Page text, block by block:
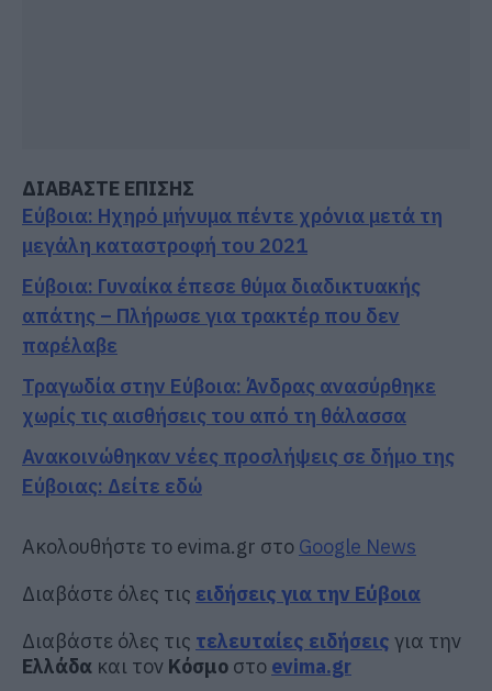
ΔΙΑΒΑΣΤΕ ΕΠΙΣΗΣ
Εύβοια: Ηχηρό μήνυμα πέντε χρόνια μετά τη
μεγάλη καταστροφή του 2021
Εύβοια: Γυναίκα έπεσε θύμα διαδικτυακής
απάτης – Πλήρωσε για τρακτέρ που δεν
παρέλαβε
Τραγωδία στην Εύβοια: Άνδρας ανασύρθηκε
χωρίς τις αισθήσεις του από τη θάλασσα
Ανακοινώθηκαν νέες προσλήψεις σε δήμο της
Εύβοιας: Δείτε εδώ
Ακολουθήστε το evima.gr στο Google News
Διαβάστε όλες τις ειδήσεις για την Εύβοια
Διαβάστε όλες τις τελευταίες ειδήσεις για την
Ελλάδα και τον Κόσμο στο evima.gr